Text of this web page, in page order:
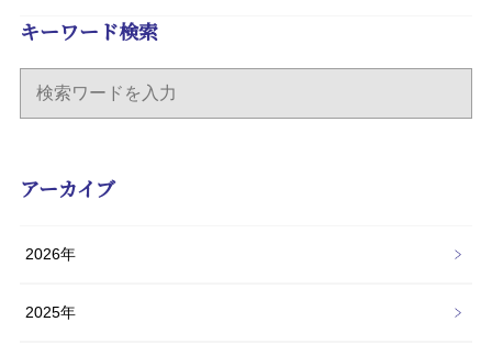
キーワード検索
アーカイブ
2026年
2025年